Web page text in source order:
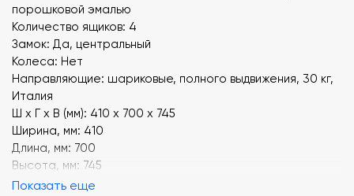
порошковой эмалью
Количество ящиков: 4
Замок: Да, центральный
Колеса: Нет
Направляющие: шариковые, полного выдвижения, 30 кг,
Италия
Ш х Г х В (мм): 410 х 700 х 745
Ширина, мм: 410
Длина, мм: 700
Высота, мм: 745
Показать еще